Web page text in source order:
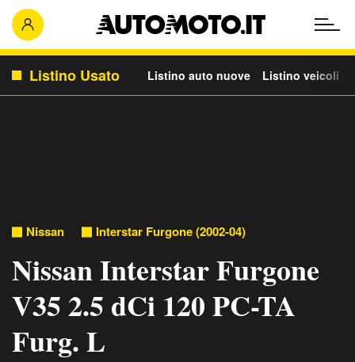
Listino Usato Listino auto nuove Listino veicoli
Nissan Interstar Furgone (2002-04)
Nissan Interstar Furgone
V35 2.5 dCi 120 PC-TA
Furg. L